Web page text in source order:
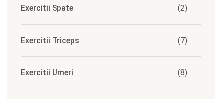
Exercitii Spate (2)
Exercitii Triceps (7)
Exercitii Umeri (8)